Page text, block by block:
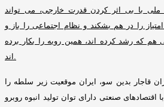
با بی اثر کردن قدرت خارجی، می تواند
را در هم بشکند و نظام اجتماعی را باز و
هم که رشد کرده اند، همین رویه را بکار برده
اند
قاجار بدین سو، ایران موقعیت زیر سلطه را
اقتصادهای صنعتی دارای توان تولید انبوه روبرو